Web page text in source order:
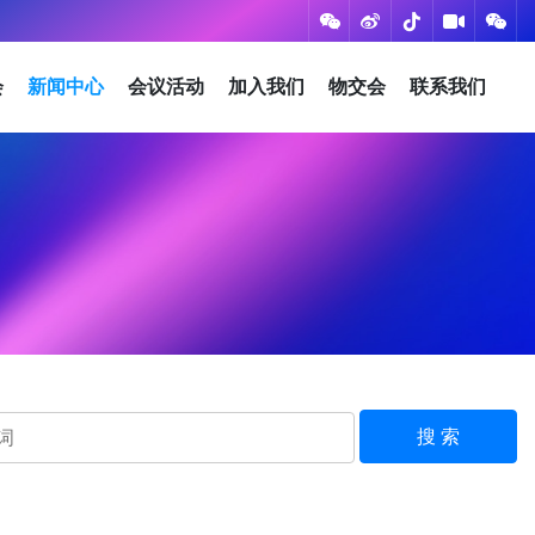
新闻中心 会议活动 加入我们 物交会 联系我们
搜 索